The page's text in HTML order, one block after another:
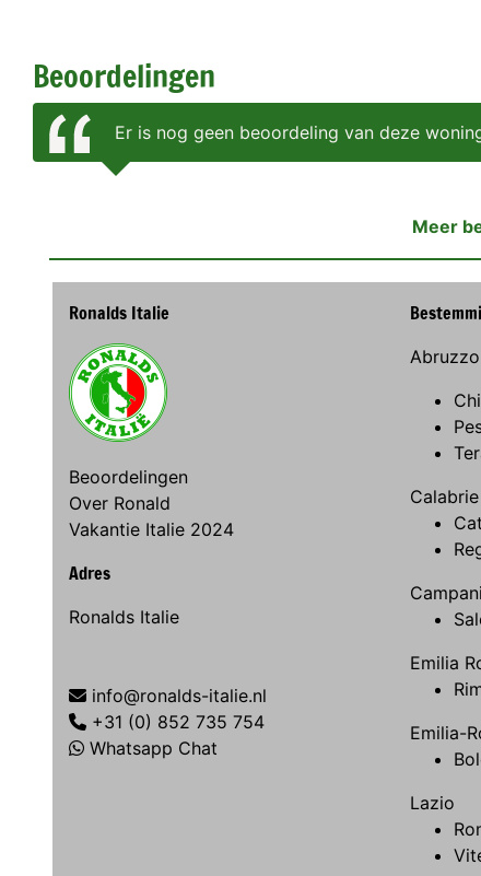
Beoordelingen
Er is nog geen beoordeling van deze
Meer
Ronalds Italie
Beoordelingen
Over Ronald
Vakantie Italie 2024
Adres
Ronalds Italie
info@ronalds-italie.nl
+31 (0) 852 735 754
Whatsapp Chat
Abruzzo
Calabrie
Emilia
Emilia-
Lazio